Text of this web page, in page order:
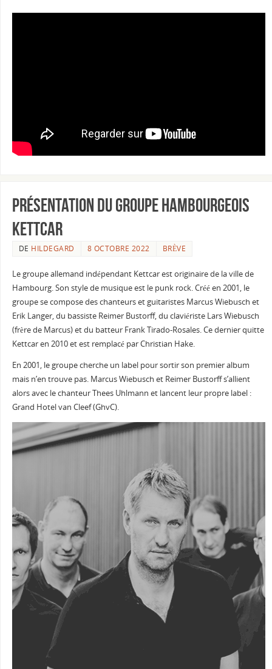
Présentation du groupe hambourgeois
Kettcar
DE HILDEGARD 8 OCTOBRE 2022 BRÈVE
Le groupe allemand indépendant Kettcar est originaire de la ville de
Hambourg. Son style de musique est le punk rock. Créé en 2001, le
groupe se compose des chanteurs et guitaristes Marcus Wiebusch et
Erik Langer, du bassiste Reimer Bustorff, du claviériste Lars Wiebusch
(frère de Marcus) et du batteur Frank Tirado-Rosales. Ce dernier quitte
Kettcar en 2010 et est remplacé par Christian Hake.
En 2001, le groupe cherche un label pour sortir son premier album
mais n’en trouve pas. Marcus Wiebusch et Reimer Bustorff s’allient
alors avec le chanteur Thees Uhlmann et lancent leur propre label :
Grand Hotel van Cleef (GhvC).